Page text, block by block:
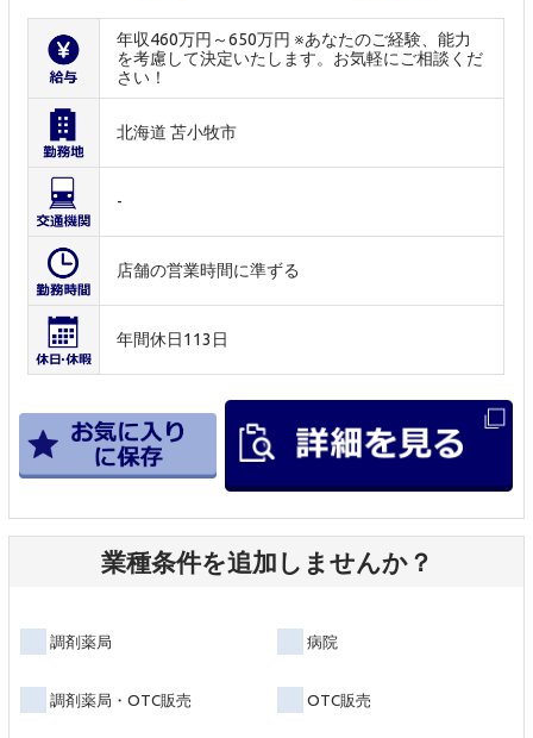
年収460万円～650万円 ※あなたのご経験、能力
を考慮して決定いたします。お気軽にご相談くだ
さい！
北海道 苫小牧市
-
店舗の営業時間に準ずる
年間休日113日
業種条件を追加しませんか？
調剤薬局 病院
調剤薬局・OTC販売 OTC販売